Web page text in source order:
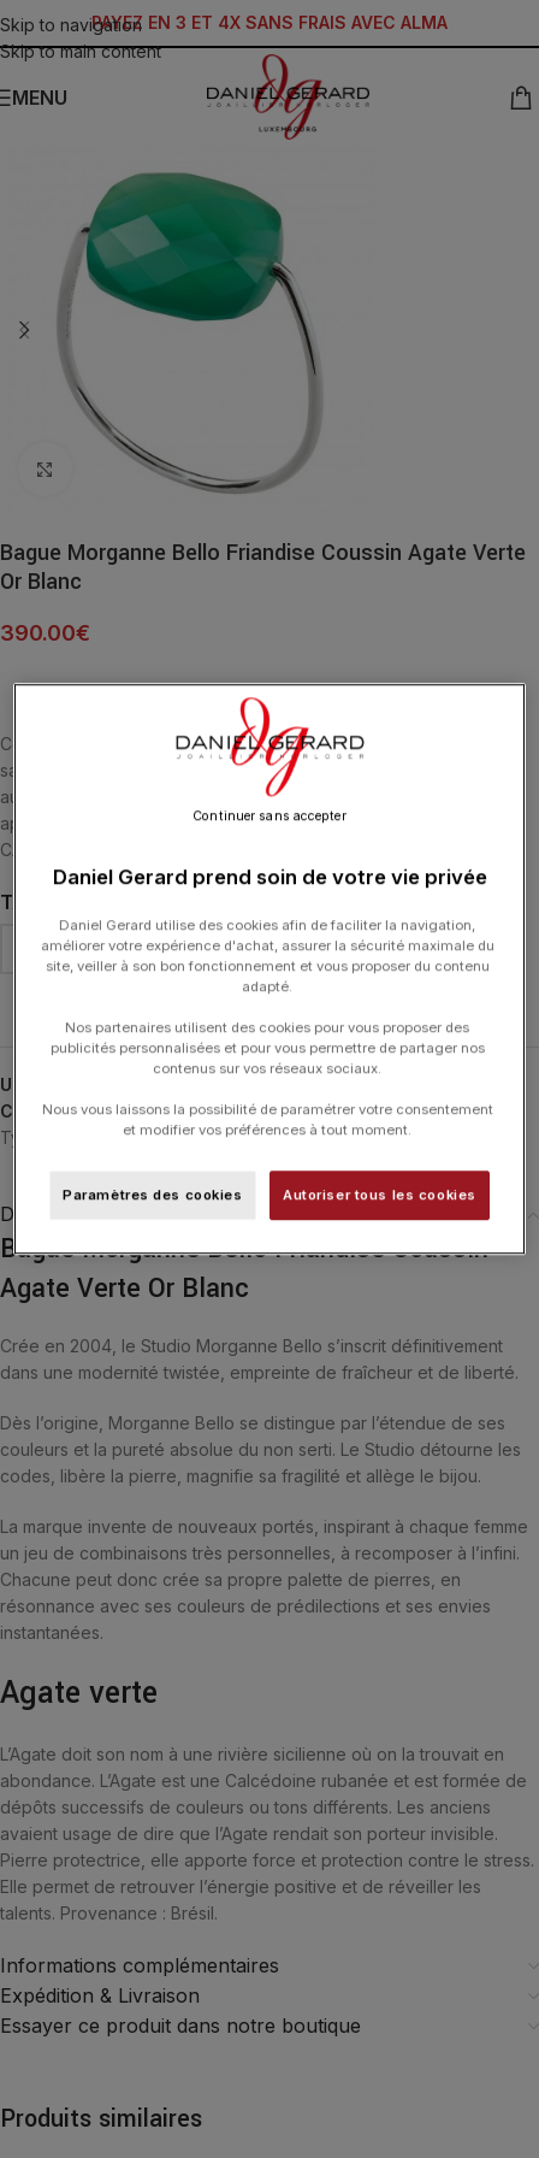
Skip to navigation
Skip to main content
PAYEZ EN 3 ET 4X SANS FRAIS AVEC ALMA
MENU
Click to enlarge
Bague Morganne Bello Friandise Coussin Agate Verte
Or Blanc
390.00€
Cette collection emblématique met les pierres fines en majesté,
sans griffe, ni serti, au contact de la peau. La taille en « coussin »
aux multiples facettes apporte douceur et élégance. L’Agate
apporte Force et Protection contre le Stress. BAGUE OR BLANC 18
CARATS ET AGATE VERTE MULTI-FACETTÉE (5,45 CARATS)
TAILLE DE DOIGT
UGS :
Catégories : Bagues Bagues, Friandise, MORGANNE BELLO,
Typologies
Description
Bague Morganne Bello Friandise Coussin
Agate Verte Or Blanc
Crée en 2004, le Studio Morganne Bello s’inscrit définitivement
dans une modernité twistée, empreinte de fraîcheur et de liberté.
Dès l’origine, Morganne Bello se distingue par l’étendue de ses
couleurs et la pureté absolue du non serti. Le Studio détourne les
codes, libère la pierre, magnifie sa fragilité et allège le bijou.
La marque invente de nouveaux portés, inspirant à chaque femme
un jeu de combinaisons très personnelles, à recomposer à l’infini.
Chacune peut donc crée sa propre palette de pierres, en
résonnance avec ses couleurs de prédilections et ses envies
instantanées.
Agate verte
L’Agate doit son nom à une rivière sicilienne où on la trouvait en
abondance. L’Agate est une Calcédoine rubanée et est formée de
dépôts successifs de couleurs ou tons différents. Les anciens
avaient usage de dire que l’Agate rendait son porteur invisible.
Pierre protectrice, elle apporte force et protection contre le stress.
Elle permet de retrouver l’énergie positive et de réveiller les
talents. Provenance : Brésil.
Informations complémentaires
Expédition & Livraison
Essayer ce produit dans notre boutique
Produits similaires
Daniel Gerard prend soin de votre vie privée
Daniel Gerard utilise des cookies afin de faciliter la navigation,
améliorer votre expérience d'achat, assurer la sécurité maximale du
site, veiller à son bon fonctionnement et vous proposer du contenu
adapté.
Nos partenaires utilisent des cookies pour vous proposer des
publicités personnalisées et pour vous permettre de partager nos
contenus sur vos réseaux sociaux.
Nous vous laissons la possibilité de paramétrer votre consentement
et modifier vos préférences à tout moment.
Paramètres des cookies Autoriser tous les cookies
Continuer sans accepter